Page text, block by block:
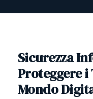
Sicurezza
Proteggere
Mondo